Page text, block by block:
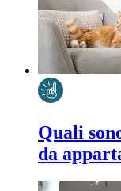
Quali
da